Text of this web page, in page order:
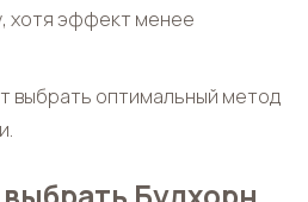
хотя эффект менее
выбрать оптимальный метод